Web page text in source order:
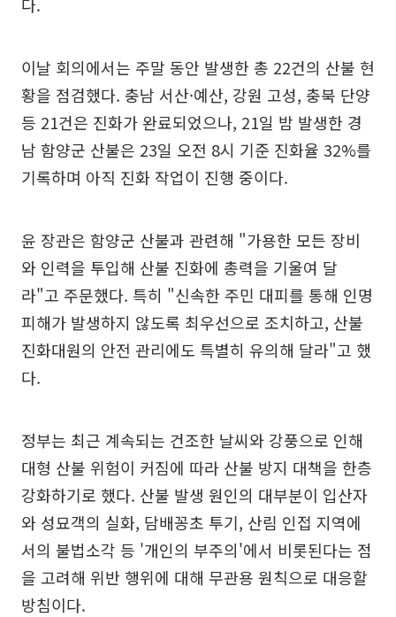
이날 회의에서는 주말 동안 발생한 총 22건의 산불 현
황을 점검했다. 충남 서산·예산, 강원 고성, 충북 단양
등 21건은 진화가 완료되었으나, 21일 밤 발생한 경
남 함양군 산불은 23일 오전 8시 기준 진화율 32%를
기록하며 아직 진화 작업이 진행 중이다.
윤 장관은 함양군 산불과 관련해 "가용한 모든 장비
와 인력을 투입해 산불 진화에 총력을 기울여 달
라"고 주문했다. 특히 "신속한 주민 대피를 통해 인명
피해가 발생하지 않도록 최우선으로 조치하고, 산불
진화대원의 안전 관리에도 특별히 유의해 달라"고 했
다.
정부는 최근 계속되는 건조한 날씨와 강풍으로 인해
대형 산불 위험이 커짐에 따라 산불 방지 대책을 한층
강화하기로 했다. 산불 발생 원인의 대부분이 입산자
와 성묘객의 실화, 담배꽁초 투기, 산림 인접 지역에
서의 불법소각 등 '개인의 부주의'에서 비롯된다는 점
을 고려해 위반 행위에 대해 무관용 원칙으로 대응할
방침이다.